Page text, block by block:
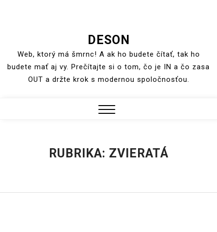
content
DESON
Web, ktorý má šmrnc! A ak ho budete čítať, tak ho
budete mať aj vy. Prečítajte si o tom, čo je IN a čo zasa
OUT a držte krok s modernou spoločnosťou.
RUBRIKA: ZVIERATÁ